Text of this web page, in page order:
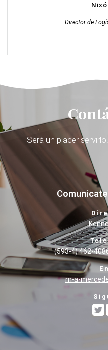
Director de
Será un placer
(593-4) 462-
m-a-